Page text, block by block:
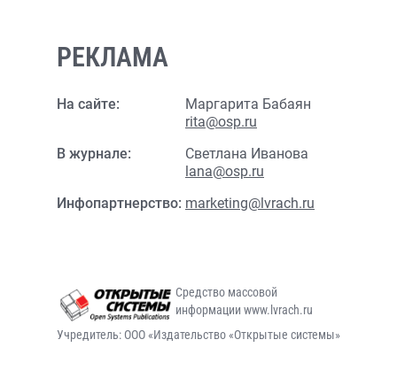
РЕКЛАМА
На сайте:
Маргарита Бабаян
rita@osp.ru
В журнале:
Светлана Иванова
lana@osp.ru
Инфопартнерство: marketing@lvrach.ru
Средство массовой
информации www.lvrach.ru
Учредитель: ООО «Издательство «Открытые системы»